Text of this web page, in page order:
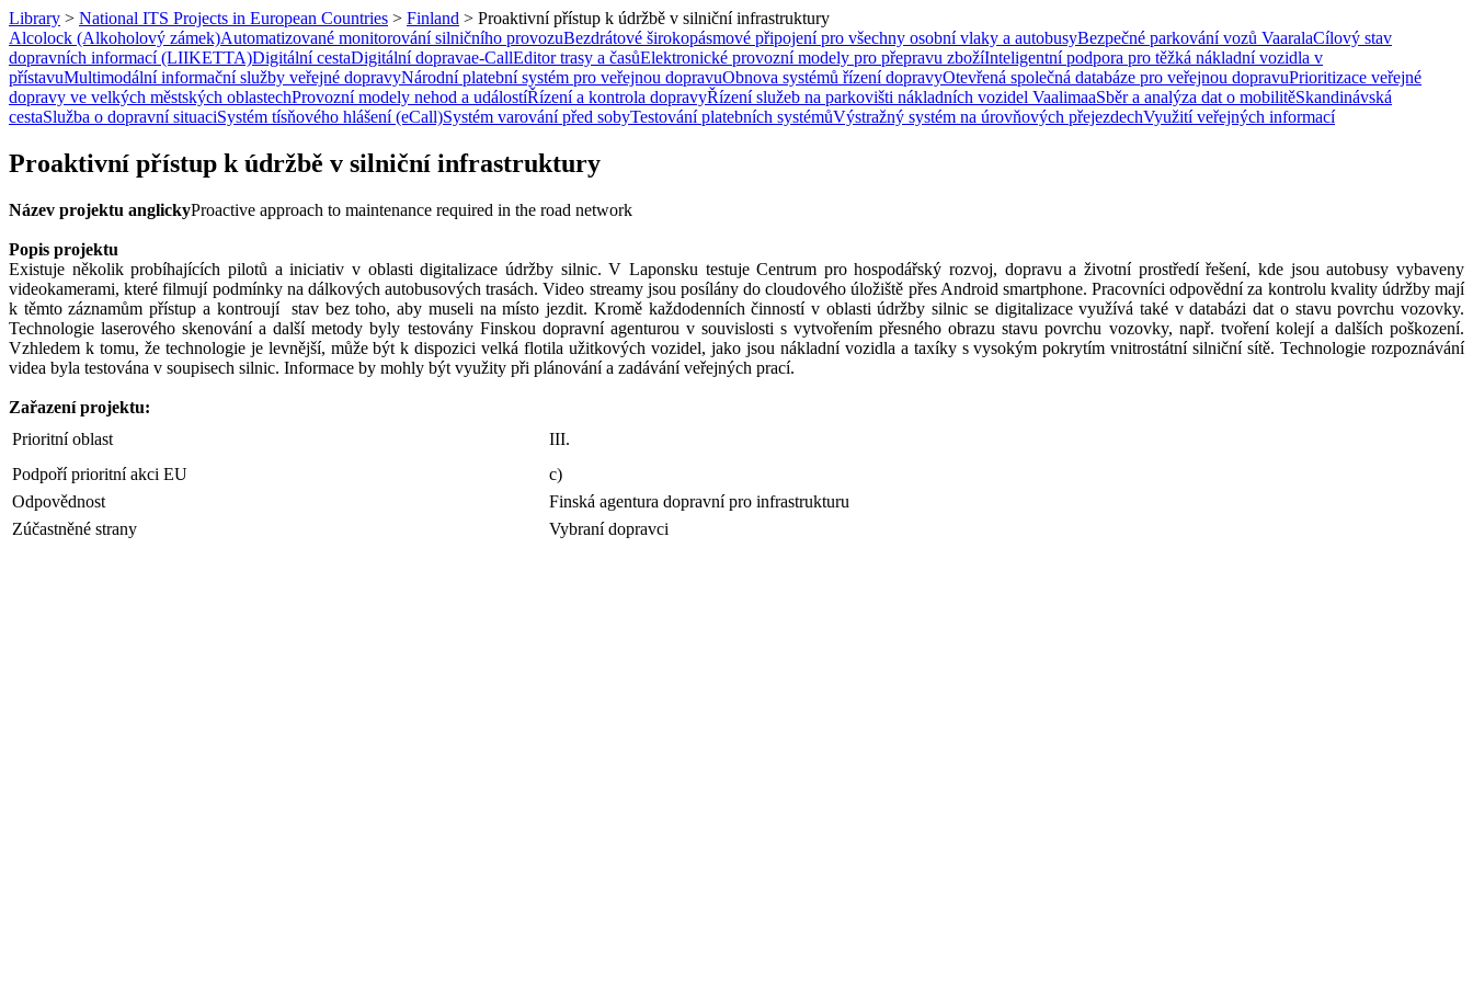
Library > National ITS Projects in European Countries > Finland > Proaktivní přístup k údržbě v silniční infrastruktury
Alcolock (Alkoholový zámek)Automatizované monitorování silničního provozuBezdrátové širokopásmové připojení pro všechny osobní vlaky a autobusyBezpečné parkování vozů VaaralaCílový stav
dopravních informací (LIIKETTA)Digitální cestaDigitální dopravae-CallEditor trasy a časůElektronické provozní modely pro přepravu zbožíInteligentní podpora pro těžká nákladní vozidla v
přístavuMultimodální informační služby veřejné dopravyNárodní platební systém pro veřejnou dopravuObnova systémů řízení dopravyOtevřená společná databáze pro veřejnou dopravuPrioritizace veřejné
dopravy ve velkých městských oblastechProvozní modely nehod a událostíŘízení a kontrola dopravyŘízení služeb na parkovišti nákladních vozidel VaalimaaSběr a analýza dat o mobilitěSkandinávská
cestaSlužba o dopravní situaciSystém tísňového hlášení (eCall)Systém varování před sobyTestování platebních systémůVýstražný systém na úrovňových přejezdechVyužití veřejných informací
Proaktivní přístup k údržbě v silniční infrastruktury
Název projektu anglickyProactive approach to maintenance required in the road network
Popis projektu
Existuje několik probíhajících pilotů a iniciativ v oblasti digitalizace údržby silnic. V Laponsku testuje Centrum pro hospodářský rozvoj, dopravu a životní prostředí řešení, kde jsou autobusy vybaveny
videokamerami, které filmují podmínky na dálkových autobusových trasách. Video streamy jsou posílány do cloudového úložiště přes Android smartphone. Pracovníci odpovědní za kontrolu kvality údržby mají
k těmto záznamům přístup a kontroují stav bez toho, aby museli na místo jezdit. Kromě každodenních činností v oblasti údržby silnic se digitalizace využívá také v databázi dat o stavu povrchu vozovky.
Technologie laserového skenování a další metody byly testovány Finskou dopravní agenturou v souvislosti s vytvořením přesného obrazu stavu povrchu vozovky, např. tvoření kolejí a dalších poškození.
Vzhledem k tomu, že technologie je levnější, může být k dispozici velká flotila užitkových vozidel, jako jsou nákladní vozidla a taxíky s vysokým pokrytím vnitrostátní silniční sítě. Technologie rozpoznávání
videa byla testována v soupisech silnic. Informace by mohly být využity při plánování a zadávání veřejných prací.
Zařazení projektu:
Prioritní oblast
III.
Podpoří prioritní akci EU
c)
Odpovědnost
Finská agentura dopravní pro infrastrukturu
Zúčastněné strany
Vybraní dopravci